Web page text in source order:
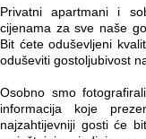
Privatni apartmani i
cijenama za sve naše
Bit ćete oduševljeni
oduševiti gostoljubivost
Osobno smo
informacija koje
najzahtijevniji gosti će